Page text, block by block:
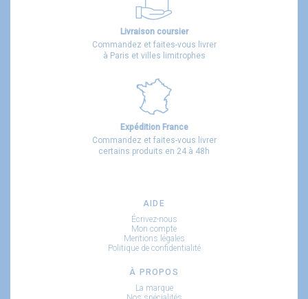
Livraison coursier
Commandez et faites-vous livrer
à Paris et villes limitrophes
Expédition France
Commandez et faites-vous livrer
certains produits en 24 à 48h
AIDE
Écrivez-nous
Mon compte
Mentions légales
Politique de confidentialité
À PROPOS
La marque